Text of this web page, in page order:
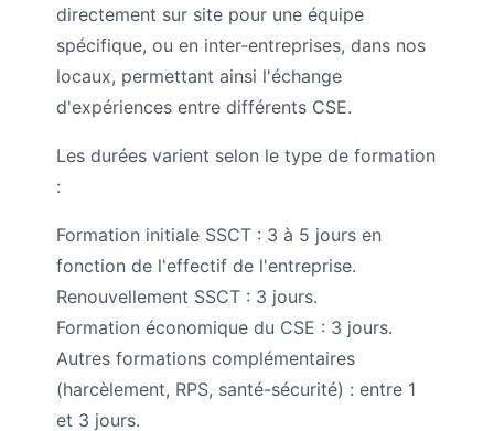
directement sur site pour une équipe
spécifique, ou en inter-entreprises, dans nos
locaux, permettant ainsi l'échange
d'expériences entre différents CSE.
Les durées varient selon le type de formation
:
Formation initiale SSCT : 3 à 5 jours en
fonction de l'effectif de l'entreprise.
Renouvellement SSCT : 3 jours.
Formation économique du CSE : 3 jours.
Autres formations complémentaires
(harcèlement, RPS, santé-sécurité) : entre 1
et 3 jours.